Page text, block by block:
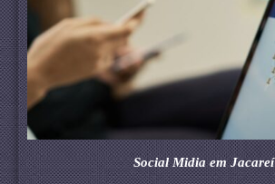
Social Midia em Jacareí